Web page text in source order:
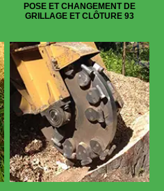
POSE ET CHANGEMENT DE
GRILLAGE ET CLÔTURE 93